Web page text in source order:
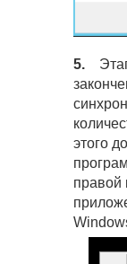
5.Этап
этого
правой